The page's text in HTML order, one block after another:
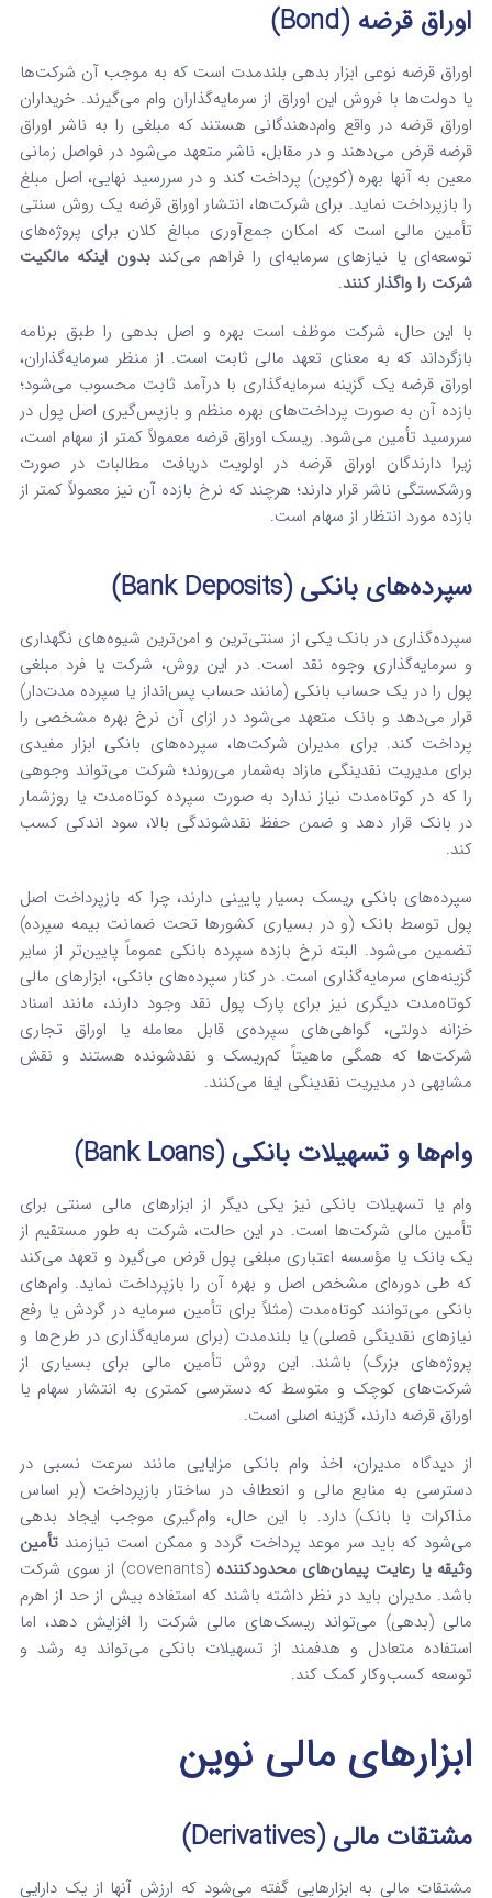
اوراق قرضه (Bond)
اوراق قرضه نوعی ابزار بدهی بلندمدت است که به موجب آن شرکت‌ها
یا دولت‌ها با فروش این اوراق از سرمایه‌گذاران وام می‌گیرند. خریداران
اوراق قرضه در واقع وام‌دهندگانی هستند که مبلغی را به ناشر اوراق
قرضه قرض می‌دهند و در مقابل، ناشر متعهد می‌شود در فواصل زمانی
معین به آنها بهره (کوپن) پرداخت کند و در سررسید نهایی، اصل مبلغ
را بازپرداخت نماید. برای شرکت‌ها، انتشار اوراق قرضه یک روش سنتی
تأمین مالی است که امکان جمع‌آوری مبالغ کلان برای پروژه‌های
توسعه‌ای یا نیازهای سرمایه‌ای را فراهم می‌کندبدون اینکه مالکیت
شرکت را واگذار کنند.
با این حال، شرکت موظف است بهره و اصل بدهی را طبق برنامه
بازگرداند که به معنای تعهد مالی ثابت است. از منظر سرمایه‌گذاران،
اوراق قرضه یک گزینه سرمایه‌گذاری با درآمد ثابت محسوب می‌شود؛
بازده آن به صورت پرداخت‌های بهره منظم و بازپس‌گیری اصل پول در
سررسید تأمین می‌شود. ریسک اوراق قرضه معمولاً کمتر از سهام است،
زیرا دارندگان اوراق قرضه در اولویت دریافت مطالبات در صورت
ورشکستگی ناشر قرار دارند؛ هرچند که نرخ بازده آن نیز معمولاً کمتر از
بازده مورد انتظار از سهام است.
سپرده‌های بانکی (Bank Deposits)
سپرده‌گذاری در بانک یکی از سنتی‌ترین و امن‌ترین شیوه‌های نگهداری
و سرمایه‌گذاری وجوه نقد است. در این روش، شرکت یا فرد مبلغی
پول را در یک حساب بانکی (مانند حساب پس‌انداز یا سپرده مدت‌دار)
قرار می‌دهد و بانک متعهد می‌شود در ازای آن نرخ بهره مشخصی را
پرداخت کند. برای مدیران شرکت‌ها، سپرده‌های بانکی ابزار مفیدی
برای مدیریت نقدینگی مازاد به‌شمار می‌روند؛ شرکت می‌تواند وجوهی
را که در کوتاه‌مدت نیاز ندارد به صورت سپرده کوتاه‌مدت یا روزشمار
در بانک قرار دهد و ضمن حفظ نقدشوندگی بالا، سود اندکی کسب
کند.
سپرده‌های بانکی ریسک بسیار پایینی دارند، چرا که بازپرداخت اصل
پول توسط بانک (و در بسیاری کشورها تحت ضمانت بیمه سپرده)
تضمین می‌شود. البته نرخ بازده سپرده بانکی عموماً پایین‌تر از سایر
گزینه‌های سرمایه‌گذاری است. در کنار سپرده‌های بانکی، ابزارهای مالی
کوتاه‌مدت دیگری نیز برای پارک پول نقد وجود دارند، مانند اسناد
خزانه دولتی، گواهی‌های سپرده‌ی قابل معامله یا اوراق تجاری
شرکت‌ها که همگی ماهیتاً کم‌ریسک و نقدشونده هستند و نقش
مشابهی در مدیریت نقدینگی ایفا می‌کنند.
وام‌ها و تسهیلات بانکی (Bank Loans)
وام یا تسهیلات بانکی نیز یکی دیگر از ابزارهای مالی سنتی برای
تأمین مالی شرکت‌ها است. در این حالت، شرکت به طور مستقیم از
یک بانک یا مؤسسه اعتباری مبلغی پول قرض می‌گیرد و تعهد می‌کند
که طی دوره‌ای مشخص اصل و بهره آن را بازپرداخت نماید. وام‌های
بانکی می‌توانند کوتاه‌مدت (مثلاً برای تأمین سرمایه در گردش یا رفع
نیازهای نقدینگی فصلی) یا بلندمدت (برای سرمایه‌گذاری در طرح‌ها و
پروژه‌های بزرگ) باشند. این روش تأمین مالی برای بسیاری از
شرکت‌های کوچک و متوسط که دسترسی کمتری به انتشار سهام یا
اوراق قرضه دارند، گزینه اصلی است.
از دیدگاه مدیران، اخذ وام بانکی مزایایی مانند سرعت نسبی در
دسترسی به منابع مالی و انعطاف در ساختار بازپرداخت (بر اساس
مذاکرات با بانک) دارد. با این حال، وام‌گیری موجب ایجاد بدهی
می‌شود که باید سر موعد پرداخت گردد و ممکن است نیازمندتأمین
وثیقه یا رعایت پیمان‌های محدودکننده
(covenants) از سوی شرکت
باشد. مدیران باید در نظر داشته باشند که استفاده بیش از حد از اهرم
مالی (بدهی) می‌تواند ریسک‌های مالی شرکت را افزایش دهد، اما
استفاده متعادل و هدفمند از تسهیلات بانکی می‌تواند به رشد و
توسعه کسب‌وکار کمک کند.
ابزارهای مالی نوین
مشتقات مالی (Derivatives)
مشتقات مالی به ابزارهایی گفته می‌شود که ارزش آنها از یک دارایی